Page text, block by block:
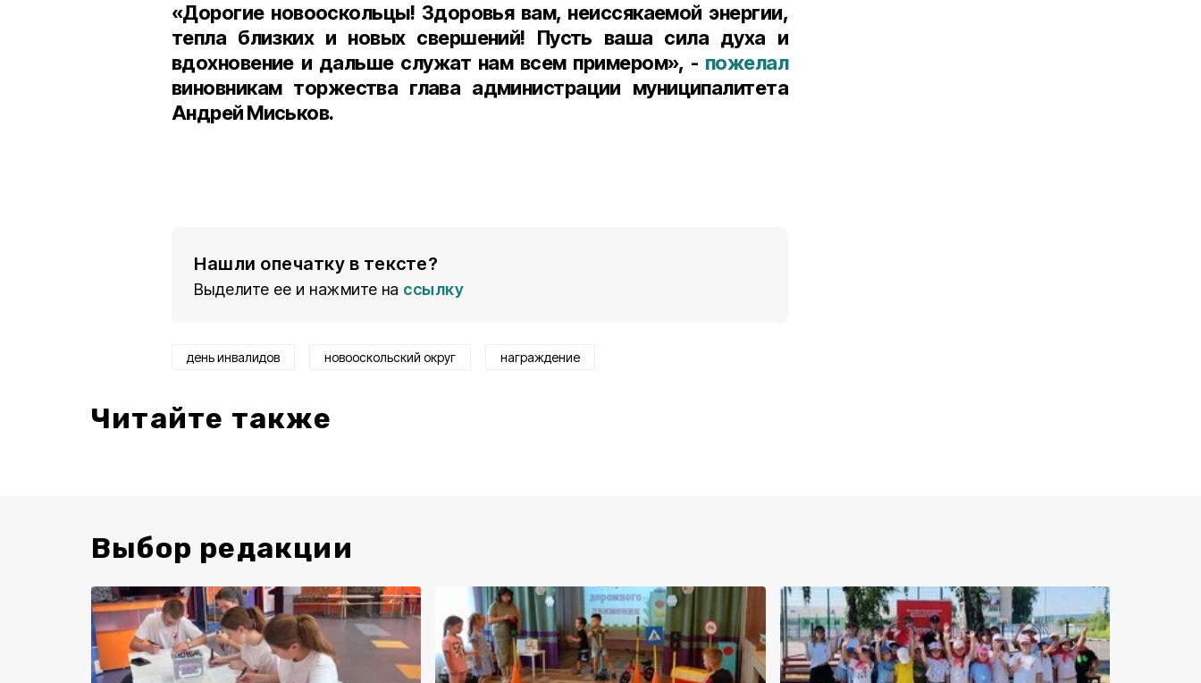
«Дорогие новооскольцы! Здоровья вам, неиссякаемой энергии,
тепла близких и новых свершений! Пусть ваша сила духа и
вдохновение и дальше служат нам всем примером», - пожелал
виновникам торжества глава администрации муниципалитета
Андрей Миськов.
Нашли опечатку в тексте?
Выделите ее и нажмите на ссылку
день инвалидов новооскольский округ награждение
Читайте также
Выбор редакции